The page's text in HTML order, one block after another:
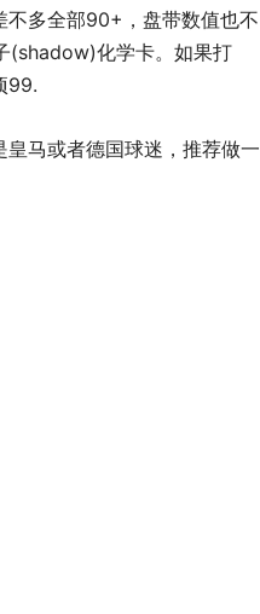
不多全部90+，盘带数值也不
(shadow)化学卡。如果打
99.
马或者德国球迷，推荐做一